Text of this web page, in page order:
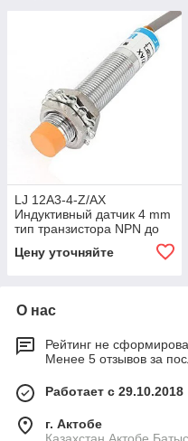
LJ 12A3-4-Z/AХ
Индуктивный датчик 4 mm
тип транзистора NPN до
Цену уточняйте
О нас
Рейтинг не
Менее 5 отзывов за
Работает с 29.10.2018
г. Актобе